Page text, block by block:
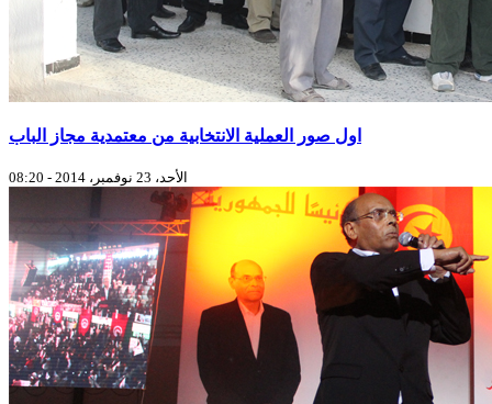
اول صور العملية الانتخابية من معتمدية مجاز الباب
الأحد، 23 نوفمبر، 2014 - 08:20